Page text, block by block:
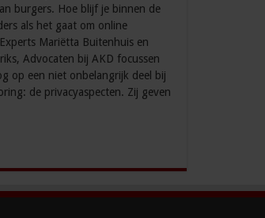
burgers. Hoe blijf je binnen de
als het gaat om online
Mariëtta Buitenhuis en
Advocaten bij AKD focussen
op een niet onbelangrijk deel bij
de privacyaspecten. Zij geven